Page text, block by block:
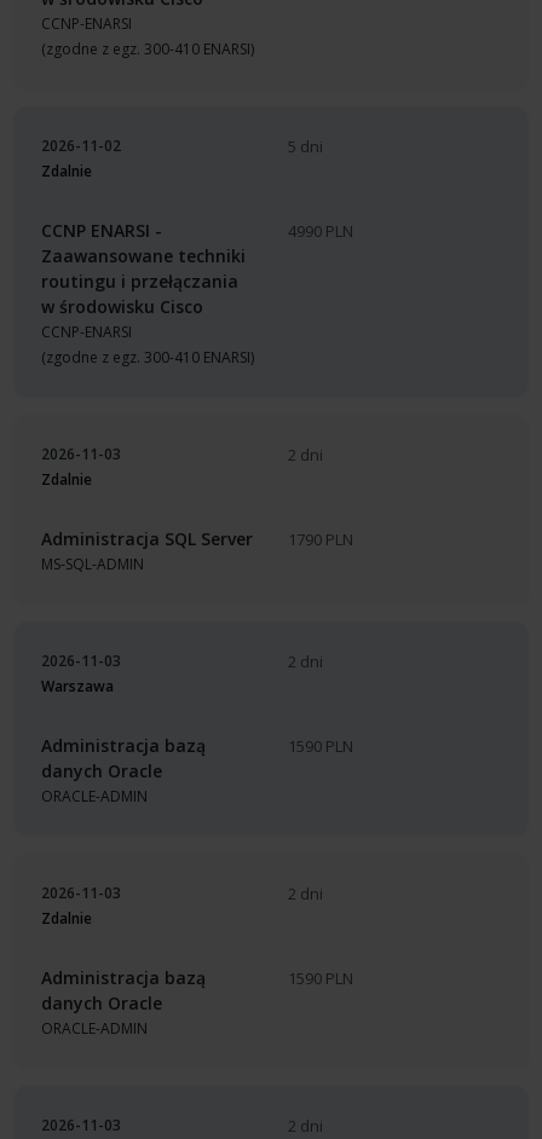
CCNP-ENARSI
(zgodne z egz. 300-410 ENARSI)
2026-11-02
Zdalnie
CCNP ENARSI -
Zaawansowane techniki
routingu i przełączania
w środowisku Cisco
CCNP-ENARSI
(zgodne z egz. 300-410 ENARSI)
5 dni
4990 PLN
2026-11-03
Zdalnie
Administracja SQL Server
MS-SQL-ADMIN
2 dni
1790 PLN
2026-11-03
Warszawa
Administracja bazą
danych Oracle
ORACLE-ADMIN
2 dni
1590 PLN
2026-11-03
Zdalnie
Administracja bazą
danych Oracle
ORACLE-ADMIN
2 dni
1590 PLN
2026-11-03
2 dni